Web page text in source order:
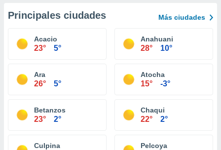
Principales ciudades Más ciudades
Acacio
23° 5°
Anahuani
28° 10°
Ara
26° 5°
Atocha
15° -3°
Betanzos
23° 2°
Chaqui
22° 2°
Culpina Pelcoya